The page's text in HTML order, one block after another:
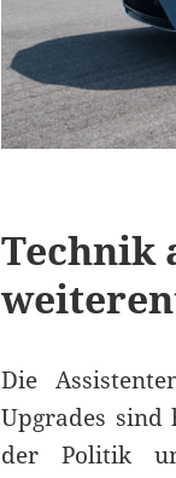
Technik
Die
Upgrades sind
der Politik